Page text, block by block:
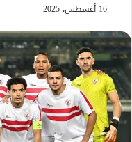
16 أغسطس، 2025